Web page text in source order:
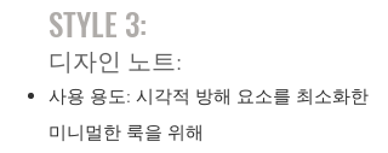
STYLE 3:
디자인 노트:
사용 용도: 시각적 방해 요소를 최소화한
미니멀한 룩을 위해